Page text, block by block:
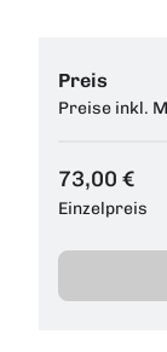
Preis
Preise inkl.
73,00 €
Einzelpreis